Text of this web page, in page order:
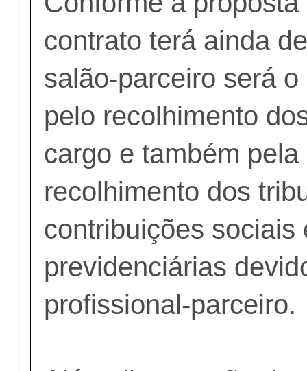
contrato terá ainda
salão-parceiro será
pelo recolhimento
cargo e também
recolhimento dos
contribuições sociais
previdenciárias
profissional-parceiro.